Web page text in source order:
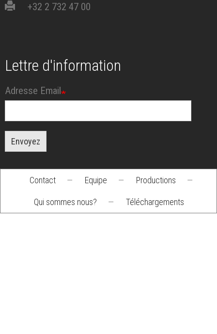
+32 2 732 47 00
Lettre d'information
Adresse Email
Envoyez
Footer
menu
Contact — Equipe — Productions —
Qui sommes nous? — Téléchargements